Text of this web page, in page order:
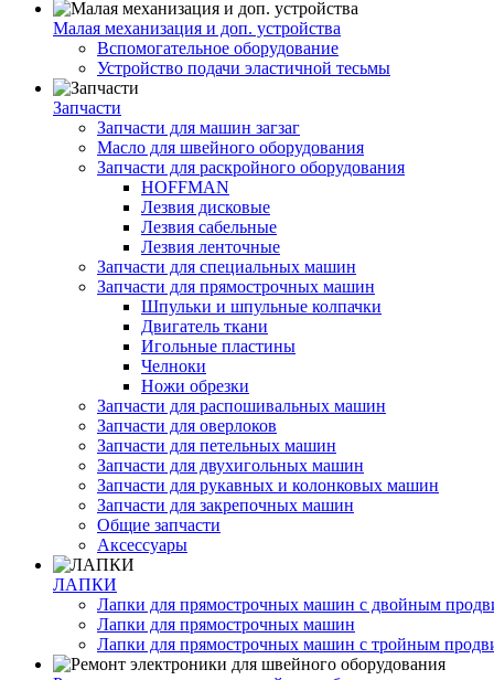
Малая механизация и доп. устройства
Вспомогательное оборудование
Устройство подачи эластичной тесьмы
Запчасти
Запчасти для машин загзаг
Масло для швейного оборудования
Запчасти для раскройного оборудования
HOFFMAN
Лезвия дисковые
Лезвия сабельные
Лезвия ленточные
Запчасти для специальных машин
Запчасти для прямострочных машин
Шпульки и шпульные колпачки
Двигатель ткани
Игольные пластины
Челноки
Ножи обрезки
Запчасти для распошивальных машин
Запчасти для оверлоков
Запчасти для петельных машин
Запчасти для двухигольных машин
Запчасти для рукавных и колонковых машин
Запчасти для закрепочных машин
Общие запчасти
Аксессуары
ЛАПКИ
Лапки для прямострочных машин с двойным
Лапки для прямострочных машин
Лапки для прямострочных машин с тройным